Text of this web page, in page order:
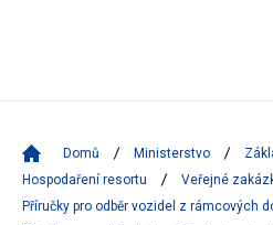
Domů Ministerstvo
Hospodaření resortu
Veřejné
Příručky pro odběr vozidel z rámcových